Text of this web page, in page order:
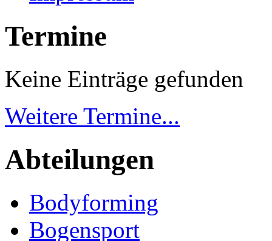
Termine
Keine Einträge gefunden
Weitere Termine...
Abteilungen
Bodyforming
Bogensport